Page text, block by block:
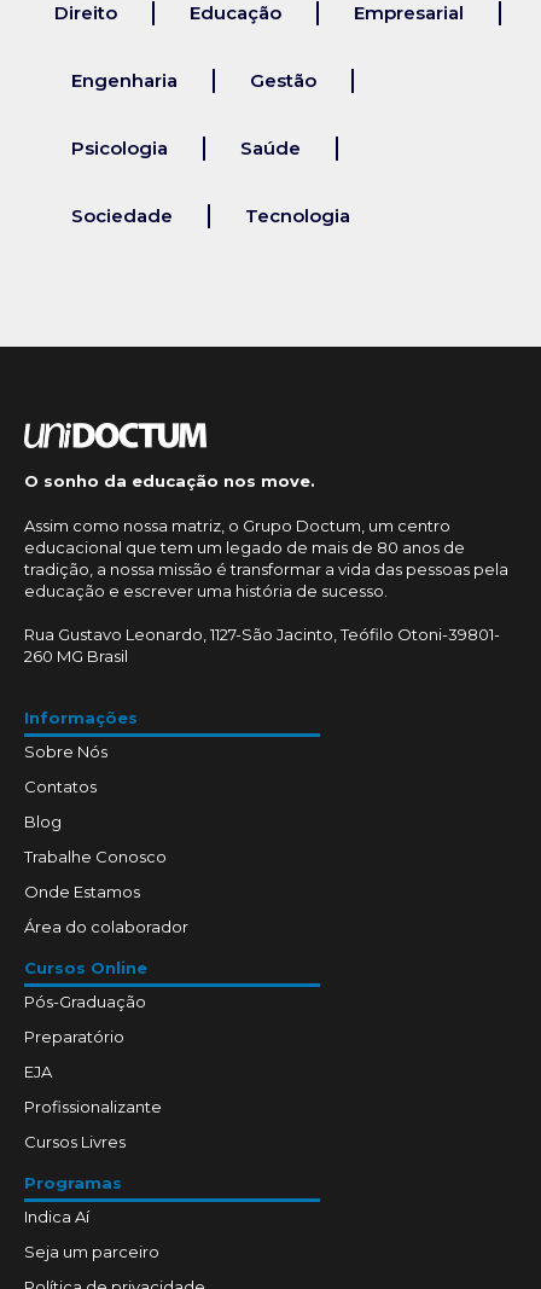
Direito Educação Empresarial
Engenharia Gestão
Psicologia Saúde
Sociedade Tecnologia
O sonho da educação nos move.
Assim como nossa matriz, o Grupo Doctum, um centro
educacional que tem um legado de mais de 80 anos de
tradição, a nossa missão é transformar a vida das pessoas pela
educação e escrever uma história de sucesso.
Rua Gustavo Leonardo, 1127-São Jacinto, Teófilo Otoni-39801-
260 MG Brasil
Informações
Sobre Nós
Contatos
Blog
Trabalhe Conosco
Onde Estamos
Área do colaborador
Cursos Online
Pós-Graduação
Preparatório
EJA
Profissionalizante
Cursos Livres
Programas
Indica Aí
Seja um parceiro